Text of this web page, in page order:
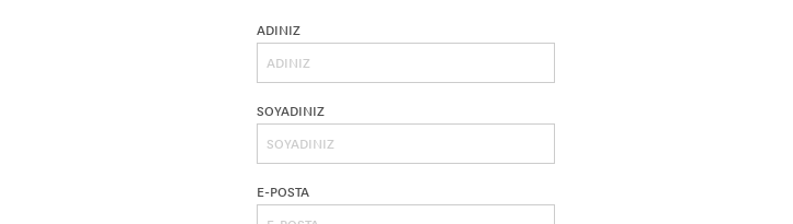
ADINIZ
SOYADINIZ
E-POSTA